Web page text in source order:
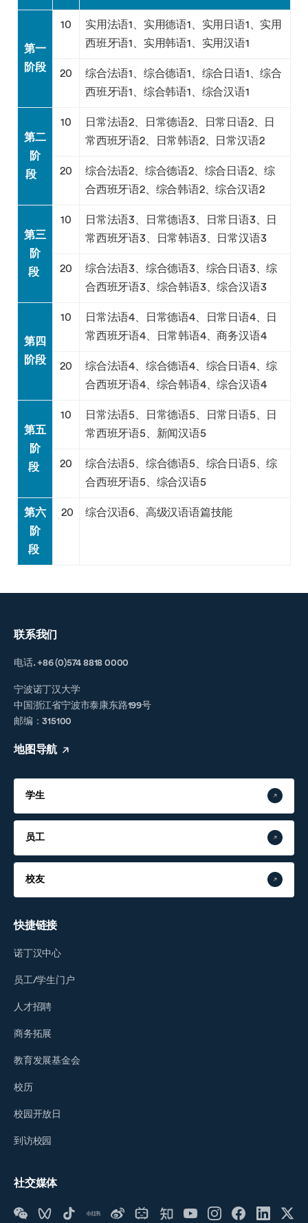
第一
阶段
10
实用法语1、实用德语1、实用日语1、实用
西班牙语1、实用韩语1、实用汉语1
20
综合法语1、综合德语1、综合日语1、综合
西班牙语1、综合韩语1、综合汉语1
第二
阶
段
10
日常法语2、日常德语2、日常日语2、日
常西班牙语2、日常韩语2、日常汉语2
20
综合法语2、综合德语2、综合日语2、综
合西班牙语2、综合韩语2、综合汉语2
第三
阶
段
10
日常法语3、日常德语3、日常日语3、日
常西班牙语3、日常韩语3、日常汉语3
20
综合法语3、综合德语3、综合日语3、综
合西班牙语3、综合韩语3、综合汉语3
第四
阶段
10
日常法语4、日常德语4、日常日语4、日
常西班牙语4、日常韩语4、商务汉语4
20
综合法语4、综合德语4、综合日语4、综
合西班牙语4、综合韩语4、综合汉语4
第五
阶
段
10
日常法语5、日常德语5、日常日语5、日
常西班牙语5、新闻汉语5
20
综合法语5、综合德语5、综合日语5、综
合西班牙语5、综合汉语5
第六
阶
段
20 综合汉语6、高级汉语语篇技能
联系我们
电话. +86 (0)574 8818 0000
宁波诺丁汉大学
中国浙江省宁波市泰康东路199号
邮编：315100
地图导航
学生
员工
校友
快捷链接
诺丁汉中心
员工/学生门户
人才招聘
商务拓展
教育发展基金会
校历
校园开放日
到访校园
社交媒体